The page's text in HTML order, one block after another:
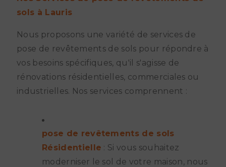
sols à Lauris
Nous proposons une variété de services de
pose de revêtements de sols pour répondre à
vos besoins spécifiques, qu'il s'agisse de
rénovations résidentielles, commerciales ou
industrielles. Nos services comprennent :
pose de revêtements de sols
Résidentielle : Si vous souhaitez
moderniser le sol de votre maison, nous